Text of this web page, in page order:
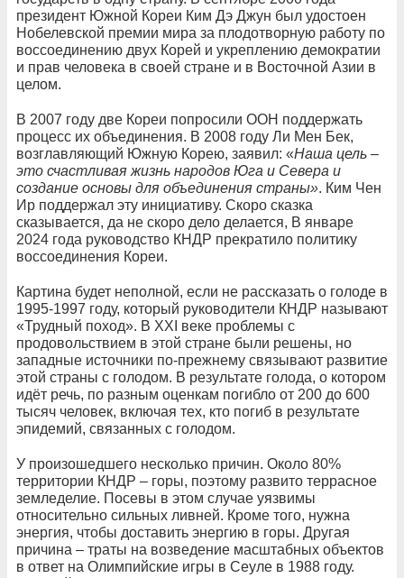
президент Южной Кореи Ким Дэ Джун был удостоен
Нобелевской премии мира за плодотворную работу по
воссоединению двух Корей и укреплению демократии
и прав человека в своей стране и в Восточной Азии в
целом.
В 2007 году две Кореи попросили ООН поддержать
процесс их объединения. В 2008 году Ли Мен Бек,
возглавляющий Южную Корею, заявил: «Наша цель –
это счастливая жизнь народов Юга и Севера и
создание основы для объединения страны». Ким Чен
Ир поддержал эту инициативу. Скоро сказка
сказывается, да не скоро дело делается, В январе
2024 года руководство КНДР прекратило политику
воссоединения Кореи.
Картина будет неполной, если не рассказать о голоде в
1995-1997 году, который руководители КНДР называют
«Трудный поход». В XXI веке проблемы с
продовольствием в этой стране были решены, но
западные источники по-прежнему связывают развитие
этой страны с голодом. В результате голода, о котором
идёт речь, по разным оценкам погибло от 200 до 600
тысяч человек, включая тех, кто погиб в результате
эпидемий, связанных с голодом.
У произошедшего несколько причин. Около 80%
территории КНДР – горы, поэтому развито террасное
земледелие. Посевы в этом случае уязвимы
относительно сильных ливней. Кроме того, нужна
энергия, чтобы доставить энергию в горы. Другая
причина – траты на возведение масштабных объектов
в ответ на Олимпийские игры в Сеуле в 1988 году.